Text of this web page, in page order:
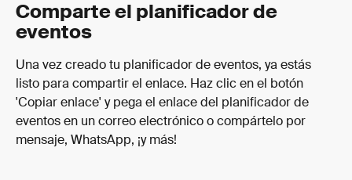
Comparte el planificador de
eventos
Una vez creado tu planificador de eventos, ya estás
listo para compartir el enlace. Haz clic en el botón
'Copiar enlace' y pega el enlace del planificador de
eventos en un correo electrónico o compártelo por
mensaje, WhatsApp, ¡y más!